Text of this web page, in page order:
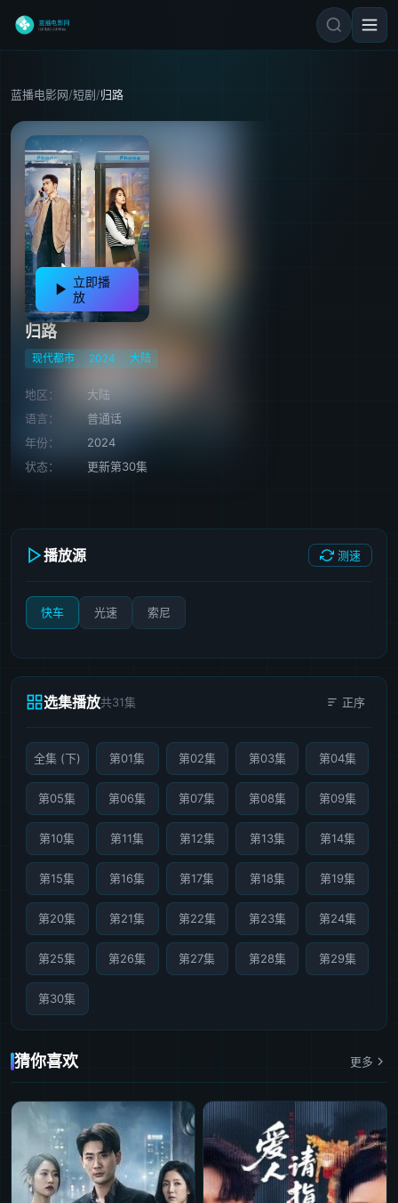
蓝播电影网/短剧/归路
立即播
放
归路
现代都市 2024 大陆
地区：
大陆
语言：
普通话
年份：
2024
状态：
更新第30集
播放源 测速
快车 光速 索尼
选集播放共31集 正序
全集 (下) 第01集 第02集 第03集 第04集
第05集 第06集 第07集 第08集 第09集
第10集 第11集 第12集 第13集 第14集
第15集 第16集 第17集 第18集 第19集
第20集 第21集 第22集 第23集 第24集
第25集 第26集 第27集 第28集 第29集
第30集
猜你喜欢 更多